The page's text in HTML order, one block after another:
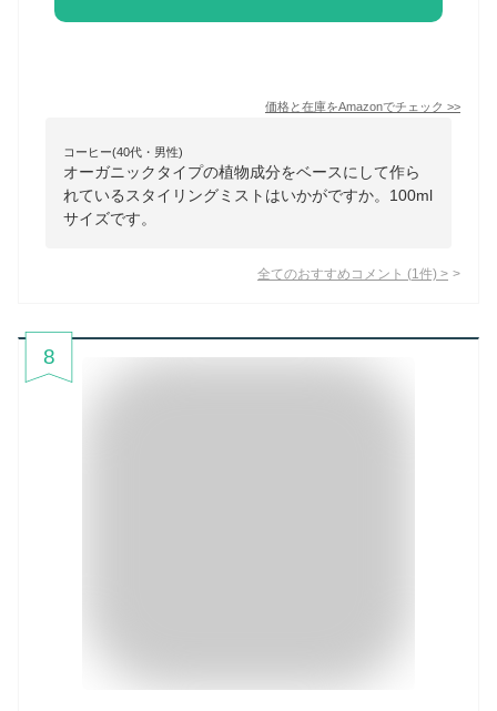
価格と在庫をAmazonでチェック >>
コーヒー(40代・男性)
オーガニックタイプの植物成分をベースにして作ら
れているスタイリングミストはいかがですか。100ml
サイズです。
全てのおすすめコメント (1 件) >
8